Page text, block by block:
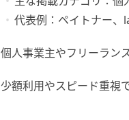
代表例：ペイトナー、
個人事業主やフリーラン
少額利用やスピード重視